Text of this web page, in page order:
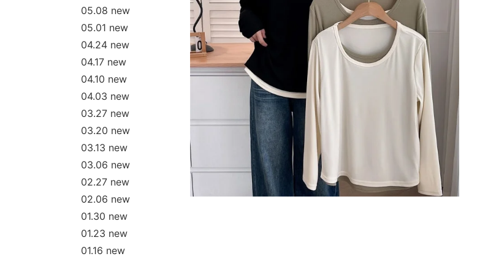
05.08 new
05.01 new
04.24 new
04.17 new
04.10 new
04.03 new
03.27 new
03.20 new
03.13 new
03.06 new
02.27 new
02.06 new
01.30 new
01.23 new
01.16 new